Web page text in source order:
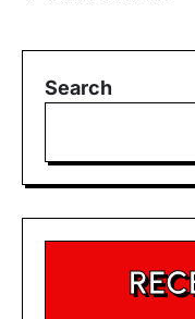
Search